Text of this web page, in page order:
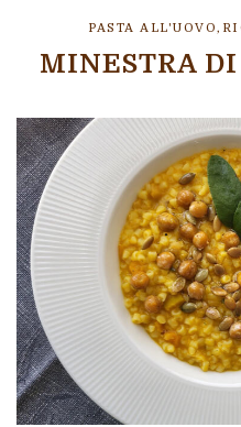
PASTA ALL'UOVO,
MINESTRA